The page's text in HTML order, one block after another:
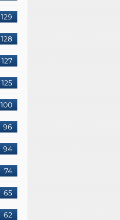
129
128
127
125
100
96
94
74
65
62